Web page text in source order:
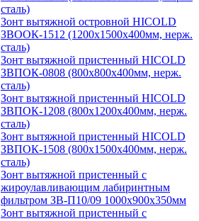
сталь)
Зонт вытяжной островной HICOLD
ЗВООК-1512 (1200х1500х400мм, нерж.
сталь)
Зонт вытяжной пристенный HICOLD
ЗВПОК-0808 (800х800х400мм, нерж.
сталь)
Зонт вытяжной пристенный HICOLD
ЗВПОК-1208 (800х1200х400мм, нерж.
сталь)
Зонт вытяжной пристенный HICOLD
ЗВПОК-1508 (800х1500х400мм, нерж.
сталь)
Зонт вытяжной пристенный с
жироулавливающим лабиринтным
фильтром ЗВ-П10/09 1000х900х350мм
Зонт вытяжной пристенный с